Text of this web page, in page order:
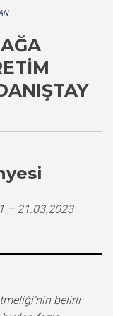
– 21.03.2023
belirli